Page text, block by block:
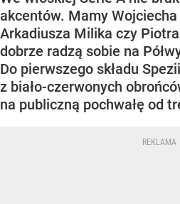
akcentów. Mamy Wojciecha
Arkadiusza Milika czy
dobrze radzą sobie na
Do pierwszego składu
z biało-czerwonych
na publiczną pochwałę od